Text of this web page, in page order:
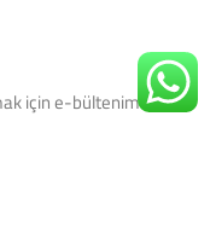
için e-bültenimize